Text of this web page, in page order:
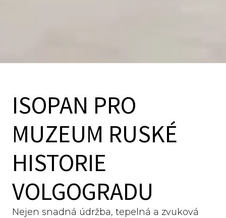
ISOPAN PRO
MUZEUM RUSKÉ
HISTORIE
VOLGOGRADU
Nejen snadná údržba, tepelná a zvuková